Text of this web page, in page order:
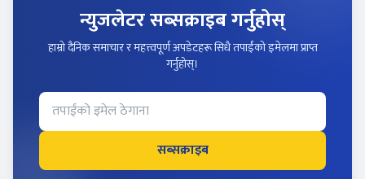
न्युजलेटर सब्सक्राइब गर्नुहोस्
हाम्रो दैनिक समाचार र महत्त्वपूर्ण अपडेटहरू सिधै तपाईंको इमेलमा प्राप्त
गर्नुहोस्।
सब्सक्राइब